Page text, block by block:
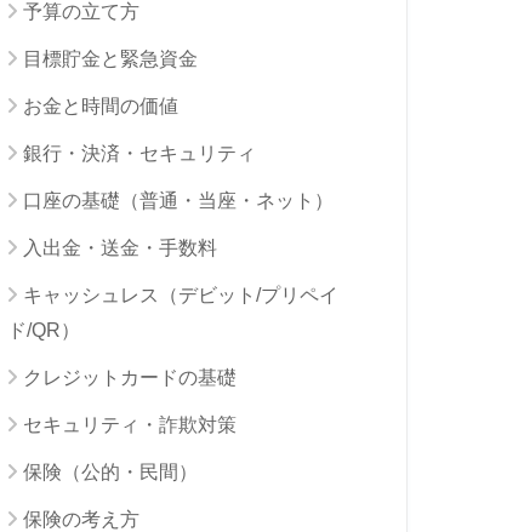
予算の立て方
目標貯金と緊急資金
お金と時間の価値
銀行・決済・セキュリティ
口座の基礎（普通・当座・ネット）
入出金・送金・手数料
キャッシュレス（デビット/プリペイ
ド/QR）
クレジットカードの基礎
セキュリティ・詐欺対策
保険（公的・民間）
保険の考え方